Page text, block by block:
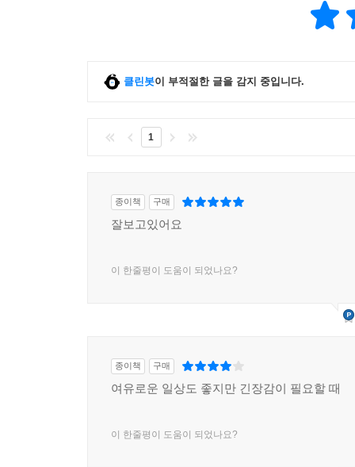
클린봇이 부적절한 글을 감지 중입니다.
1
종이책 구매
잘보고있어요
이 한줄평이 도움이 되었나요?
종이책 구매
여유로운 일상도 좋지만 긴장감이 필요할 때
이 한줄평이 도움이 되었나요?